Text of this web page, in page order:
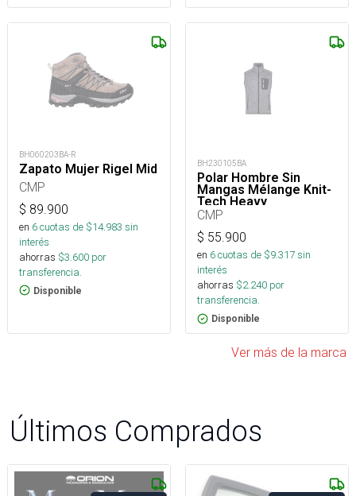
BH060203BA-R
Zapato Mujer Rigel Mid
CMP
$ 89.900
en 6cuotas de $14.983 sin
interés
ahorras $3.600 por
transferencia.
Disponible
BH230105BA
Polar Hombre Sin
Mangas Mélange Knit-
Tech Heavy
CMP
$ 55.900
en 6cuotas de $9.317sin
interés
ahorras $2.240 por
transferencia.
Disponible
Ver más de la marca
Últimos Comprados